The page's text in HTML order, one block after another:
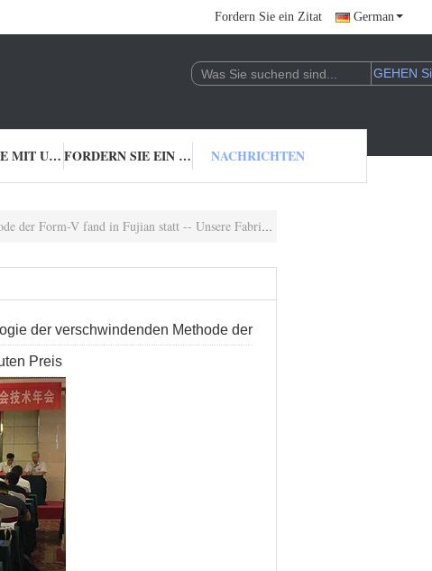
Fordern Sie ein Zitat German
TRETEN SIE MIT UNS IN VERBINDUNG FORDERN SIE EIN ZITAT NACHRICHTEN
in Fujian statt -- Unsere Fabrik gewann einen guten Preis
der verschwindenden Methode der
Preis